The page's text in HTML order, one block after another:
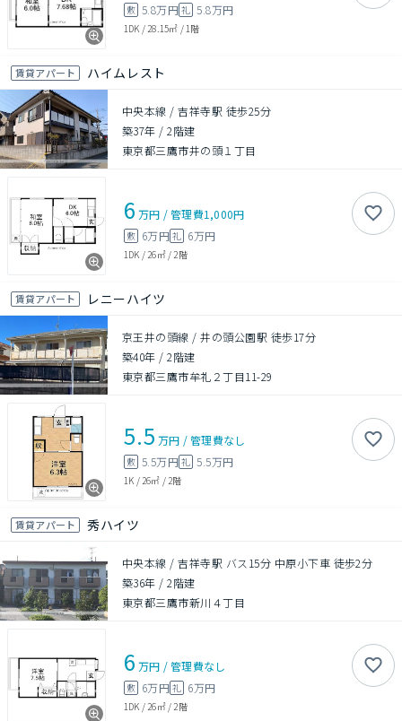
敷 5.8万円礼 5.8万円
1DK / 28.15㎡ / 1階
賃貸アパート ハイムレスト
中央本線 / 吉祥寺駅 徒歩25分
築37年 /2階建
東京都三鷹市井の頭１丁目
6 万円 /管理費1,000円
敷 6万円礼 6万円
1DK / 26㎡/ 2階
賃貸アパート レニーハイツ
京王井の頭線 / 井の頭公園駅 徒歩17分
築40年 /2階建
東京都三鷹市牟礼２丁目11-29
5.5 万円 /管理費なし
敷 5.5万円礼 5.5万円
1K / 26㎡ / 2階
賃貸アパート 秀ハイツ
中央本線 / 吉祥寺駅 バス15分 中原小下車 徒歩2分
築36年 /2階建
東京都三鷹市新川４丁目
6 万円 /管理費なし
敷 6万円礼 6万円
1DK / 26㎡/ 2階